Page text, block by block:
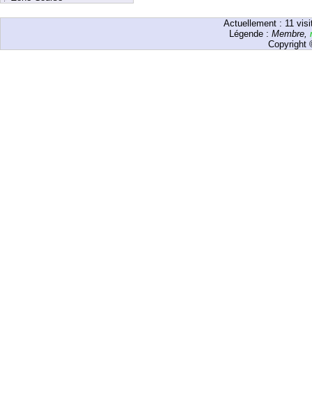
Actuellement : 11
Légende : Membre,
Copyright